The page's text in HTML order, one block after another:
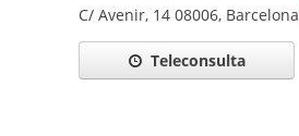
C/ Avenir, 14 08006, Barcelona
Teleconsulta